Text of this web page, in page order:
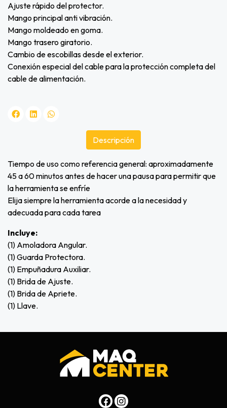
Ajuste rápido del protector.
Mango principal anti vibración.
Mango moldeado en goma.
Mango trasero giratorio.
Cambio de escobillas desde el exterior.
Conexión especial del cable para la protección completa del
cable de alimentación.
Tiempo de uso como referencia general: aproximadamente
45 a 60 minutos antes de hacer una pausa para permitir que
la herramienta se enfríe
Elija siempre la herramienta acorde a la necesidad y
adecuada para cada tarea
Incluye:
(1) Amoladora Angular.
(1) Guarda Protectora.
(1) Empuñadura Auxiliar.
(1) Brida de Ajuste.
(1) Brida de Apriete.
(1) Llave.
Descripción